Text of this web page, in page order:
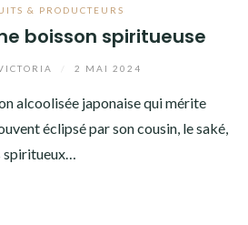
& PRODUCTEURS
boisson spiritueuse
2 MAI 2024
alcoolisée japonaise qui mérite
éclipsé par son cousin, le saké,
spiritueux…